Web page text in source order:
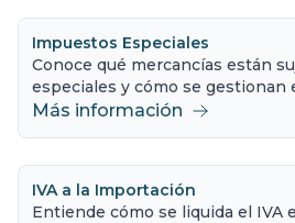
Impuestos Especiales
Conoce qué mercancías están
especiales y cómo se gestionan
Más información
IVA a la Importación
Entiende cómo se liquida el IVA